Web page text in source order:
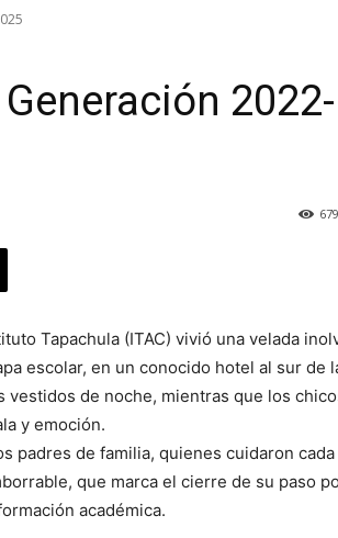
2022-
679
Tapachula (ITAC) vivió una velada
escolar, en un conocido hotel al sur de
de noche, mientras que los
y emoción.
padres de familia, quienes cuidaron cada
que marca el cierre de su paso
académica.